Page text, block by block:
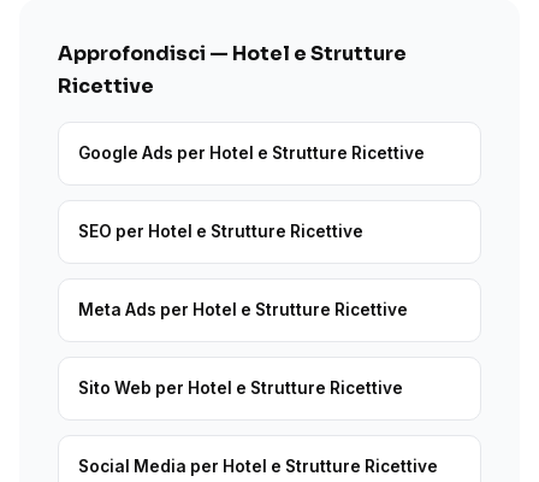
Approfondisci — Hotel e Strutture
Ricettive
Google Ads per Hotel e Strutture Ricettive
SEO per Hotel e Strutture Ricettive
Meta Ads per Hotel e Strutture Ricettive
Sito Web per Hotel e Strutture Ricettive
Social Media per Hotel e Strutture Ricettive